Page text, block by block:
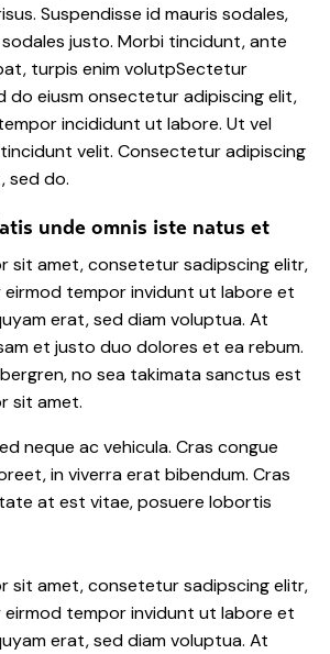
Suspendisse id mauris sodales,
justo. Morbi tincidunt, ante
turpis enim volutpSectetur
do eiusm onsectetur adipiscing elit,
incididunt ut labore. Ut vel
velit. Consectetur adipiscing
sed do.
unde omnis iste natus et
sit amet, consetetur sadipscing elitr,
eirmod tempor invidunt ut labore et
erat, sed diam voluptua. At
et justo duo dolores et ea rebum.
no sea takimata sanctus est
sit amet.
neque ac vehicula. Cras congue
in viverra erat bibendum. Cras
at est vitae, posuere lobortis
sit amet, consetetur sadipscing elitr,
eirmod tempor invidunt ut labore et
erat, sed diam voluptua. At